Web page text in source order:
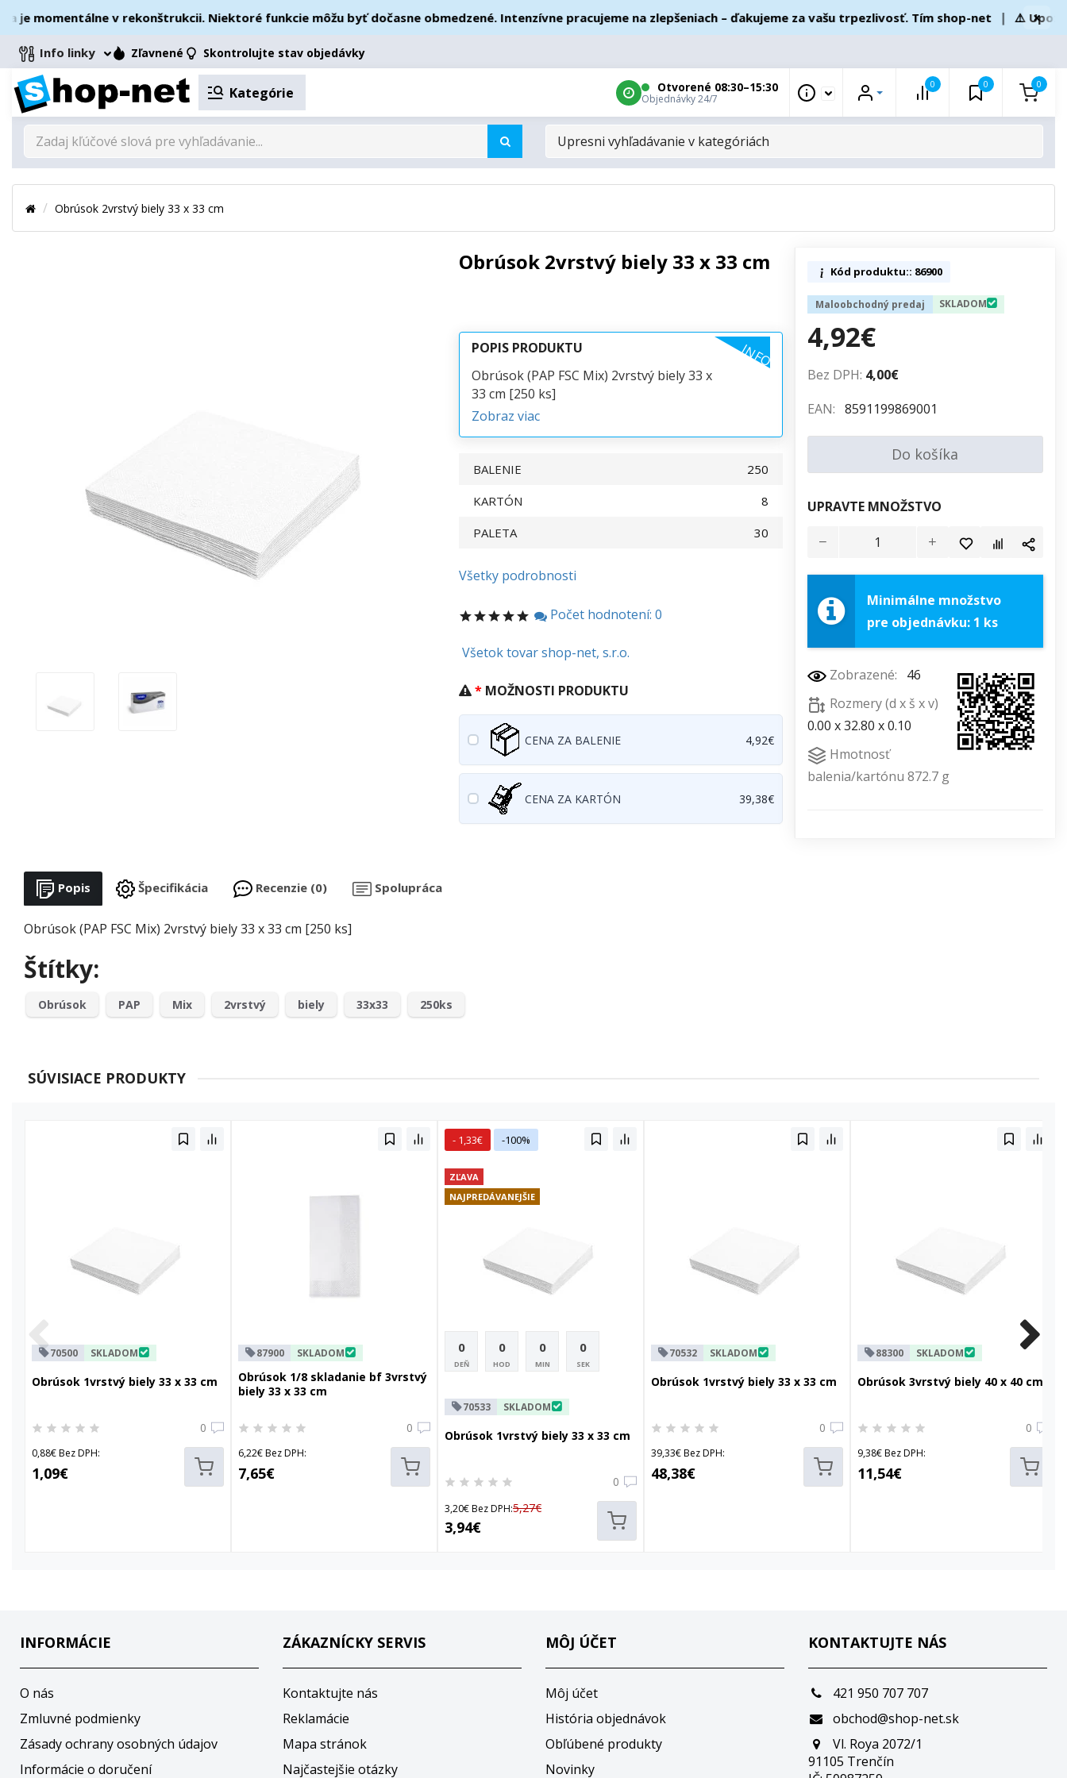
v rekonštrukcii. Niektoré funkcie môžu byť dočasne obmedzené. Intenzívne pracujeme na zlepšeniach – ďakujeme za vašu trpezlivosť. Tím shop-net❘⚠️ ×
Info linky Zľavnené Skontrolujte stav objedávky
Kategórie Otvorené 08:30–15:30
Objednávky 24/7
0 0 0
UPRESNI
VYHĽADÁVANIE
Obrúsok 2vrstvý biely 33 x 33 cm
Obrúsok 2vrstvý biely 33 x 33 cm
POPIS PRODUKTU INFO
Obrúsok (PAP FSC Mix) 2vrstvý biely 33 x
33 cm [250 ks]
Zobraz viac
BALENIE
250
KARTÓN
8
PALETA
30
Všetky podrobnosti
Počet hodnotení: 0
Všetok tovar shop-net, s.r.o.
MOŽNOSTI PRODUKTU
CENA ZA BALENIE 4,92€
CENA ZA KARTÓN 39,38€
Kód produktu:: 86900
Maloobchodný predaj SKLADOM
4,92€
Bez DPH: 4,00€
EAN: 8591199869001
Do košíka
UPRAVTE MNOŽSTVO
Minimálne množstvo
pre objednávku: 1 ks
Zobrazené:
46
Rozmery (d x š x v)
0.00 x 32.80 x 0.10
Hmotnosť
balenia/kartónu 872.7 g
Popis Špecifikácia Recenzie (0) Spolupráca
Obrúsok (PAP FSC Mix) 2vrstvý biely 33 x 33 cm [250 ks]
Štítky:
Obrúsok PAP Mix 2vrstvý biely 33x33 250ks
SÚVISIACE PRODUKTY
70500 SKLADOM
Obrúsok 1vrstvý biely 33 x 33 cm
0
0,88€ Bez DPH:
1,09€
87900 SKLADOM
Obrúsok 1/8 skladanie bf 3vrstvý
biely 33 x 33 cm
0
6,22€ Bez DPH:
7,65€
ZĽAVA
NAJPREDÁVANEJŠIE
- 1,33€ -100%
0
DEŇ
0
HOD
0
MIN
0
SEK
70533 SKLADOM
Obrúsok 1vrstvý biely 33 x 33 cm
0
3,20€ Bez DPH:5,27€
3,94€
70532 SKLADOM
Obrúsok 1vrstvý biely 33 x 33 cm
0
39,33€ Bez DPH:
48,38€
88300 SKLADOM
Obrúsok 3vrstvý biely 40 x 40 cm
0
9,38€ Bez DPH:
11,54€
INFORMÁCIE
O nás
Zmluvné podmienky
Zásady ochrany osobných údajov
Informácie o doručení
ZÁKAZNÍCKY SERVIS
Kontaktujte nás
Reklamácie
Mapa stránok
Najčastejšie otázky
MÔJ ÚČET
Môj účet
História objednávok
Obľúbené produkty
Novinky
KONTAKTUJTE NÁS
421 950 707 707
obchod@shop-net.sk
Vl. Roya 2072/1
91105 Trenčín